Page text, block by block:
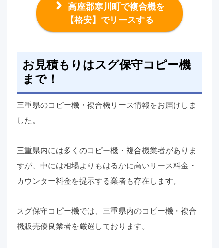
高座郡寒川町で複合機を
【格安】でリースする
お見積もりはスグ保守コピー機
まで！
三重県のコピー機・複合機リース情報をお届けしま
した。
三重県内には多くのコピー機・複合機業者がありま
すが、中には相場よりもはるかに高いリース料金・
カウンター料金を提示する業者も存在します。
スグ保守コピー機では、三重県内のコピー機・複合
機販売優良業者を厳選しております。